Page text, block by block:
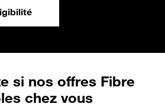
si nos offres Fibre
chez vous